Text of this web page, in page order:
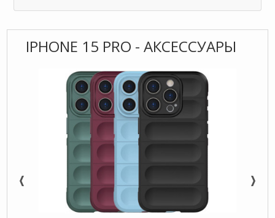
IPHONE 15 PRO - АКСЕССУАРЫ